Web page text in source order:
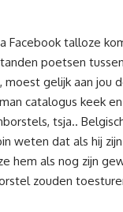
Facebook talloze
poetsen
moest gelijk aan jou
catalogus keek
tsja..
weten dat als hij
hem als nog zijn
zouden